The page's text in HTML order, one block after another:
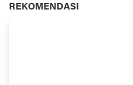
REKOMENDASI